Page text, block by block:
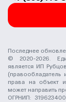
Последнее
© 2020-2026.
является ИП
права на объект
может направить
ОГРНИП: